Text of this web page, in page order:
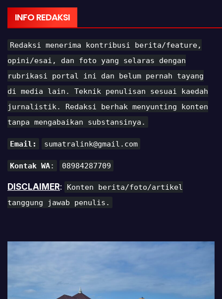
INFO REDAKSI
Redaksi menerima kontribusi berita/feature,
opini/esai, dan foto yang selaras dengan
rubrikasi portal ini dan belum pernah tayang
di media lain. Teknik penulisan sesuai kaedah
jurnalistik. Redaksi berhak menyunting konten
tanpa mengabaikan substansinya.
Email: sumatralink@gmail.com
Kontak WA: 08984287709
DISCLAIMER:
Konten berita/foto/artikel
tanggung jawab penulis.